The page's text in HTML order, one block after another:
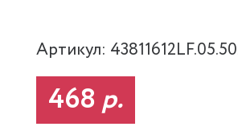
Артикул:
468 р.